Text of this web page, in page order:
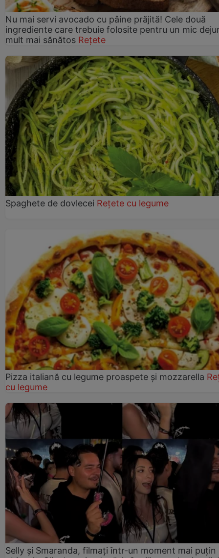
Nu mai servi avocado cu pâine prăjită! Cele două
ingrediente care trebuie folosite pentru un mic
mult mai sănătos Rețete
Spaghete de dovlecei Rețete cu legume
Pizza italiană cu legume proaspete și mozzarella
cu legume
Selly și Smaranda, filmați într-un moment mai puțin